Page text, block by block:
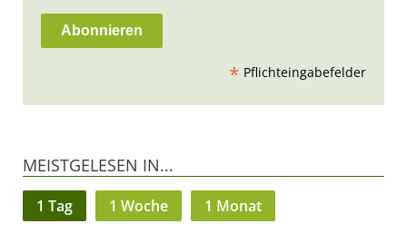
* Pflichteingabefelder
MEISTGELESEN IN...
1 Tag 1 Woche 1 Monat